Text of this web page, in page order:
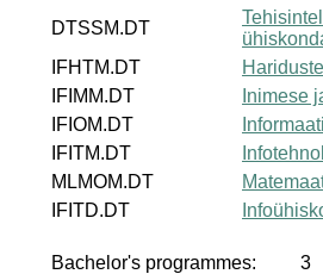
DTSSM.DT
IFHTM.DT
IFIMM.DT
Inimese
IFIOM.DT
IFITM.DT
MLMOM.DT
IFITD.DT
Bachelor's programmes:
3